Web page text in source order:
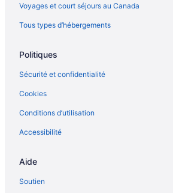
Voyages et court séjours au Canada
Tous types d’hébergements
Politiques
Sécurité et confidentialité
Cookies
Conditions d’utilisation
Accessibilité
Aide
Soutien